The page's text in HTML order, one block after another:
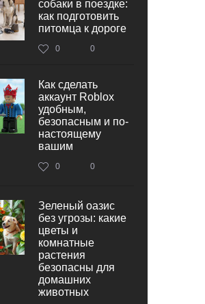
собаки в поездке:
как подготовить
питомца к дороге
0 0
Как сделать
аккаунт Roblox
удобным,
безопасным и по-
настоящему
вашим
0 0
Зеленый оазис
без угрозы: какие
цветы и
комнатные
растения
безопасны для
домашних
животных